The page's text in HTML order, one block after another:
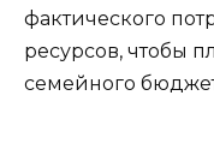
фактического
ресурсов, чтобы
семейного